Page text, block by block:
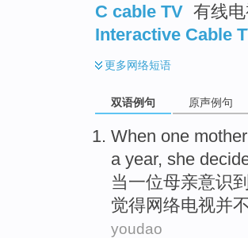
C cable TV 有线
Interactive Cable
更多网络短语
双语例句 原声例句
When one mother
a year, she
当一位母亲意识到
觉得网络电视并
youdao